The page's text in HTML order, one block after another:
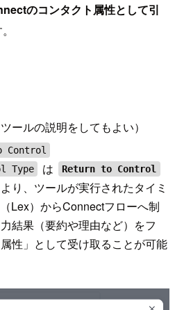
のコンタクト属性として引
ールの説明をしてもよい）
Control
Type は Return to Control
り、ツールが実行されたタイミ
Lex）からConnectフローへ制
結果（要約や理由など）をフ
性」として受け取ることが可能